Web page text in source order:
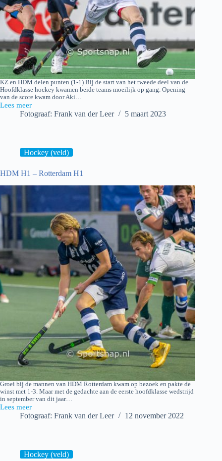
KZ en HDM delen punten (1-1) Bij de start van het tweede deel van de
Hoofdklasse hockey kwamen beide teams moeilijk op gang. Opening
van de score kwam door Aki…
Lees meer
Klein
ZwitserlandFotograaf: Frank van der Leer 5 maart 2023
Hockey (veld)
HDM H1 – Rotterdam H1
Groei bij de mannen van HDM Rotterdam kwam op bezoek en pakte de
winst met 1-3. Maar met de gedachte aan de eerste hoofdklasse wedstrijd
in september van dit jaar…
Lees meer
HDM
Fotograaf: Frank van der Leer 12 november 2022
Hockey (veld)